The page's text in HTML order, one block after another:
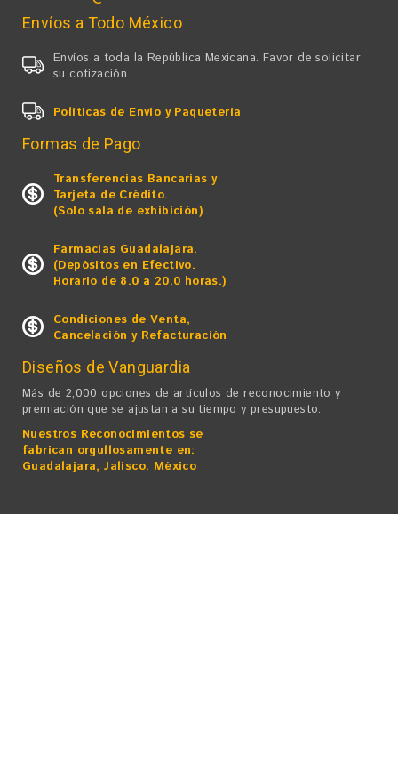
Envíos a Todo México
Envíos a toda la República Mexicana. Favor de solicitar
su cotización.
Políticas de Envío y Paquetería
Formas de Pago
Transferencias Bancarias y
Tarjeta de Crédito.
(Solo sala de exhibición)
Farmacias Guadalajara.
(Depósitos en Efectivo.
Horario de 8.0 a 20.0 horas.)
Condiciones de Venta,
Cancelación y Refacturación
Diseños de Vanguardia
Más de 2,000 opciones de artículos de reconocimiento y
premiación que se ajustan a su tiempo y presupuesto.
Nuestros Reconocimientos se
fabrican orgullosamente en:
Guadalajara, Jalisco. México